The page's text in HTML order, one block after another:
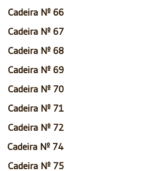
Cadeira Nº 66
Cadeira Nº 67
Cadeira Nº 68
Cadeira Nº 69
Cadeira Nº 70
Cadeira Nº 71
Cadeira Nº 72
Cadeira Nº 74
Cadeira Nº 75